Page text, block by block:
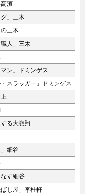
濱
グ」三木
三木
職人」三木
マン」ドミンゲス
・スラッガー」ドミンゲス
上
る大嶺翔
」細谷
す細谷
ばし屋」李杜軒